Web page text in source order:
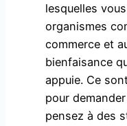
lesquelles
organismes
commerce et
bienfaisance
appuie. Ce
pour
pensez à des